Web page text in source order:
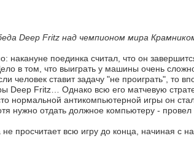
Deep Fritz над чемпионом мира
накануне поединка считал, что он
в том, что выиграть у машины очень
ставит задачу "не проиграть", то
Deep Fritz… Однако всю его матчевую
нормальной антикомпьютерной игры он
нужно отдать должное компьютеру - провел
просчитает всю игру до конца, начиная с